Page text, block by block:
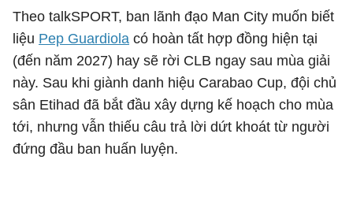
Theo talkSPORT, ban lãnh đạo Man City muốn biết
liệu Pep Guardiola có hoàn tất hợp đồng hiện tại
(đến năm 2027) hay sẽ rời CLB ngay sau mùa giải
này. Sau khi giành danh hiệu Carabao Cup, đội chủ
sân Etihad đã bắt đầu xây dựng kế hoạch cho mùa
tới, nhưng vẫn thiếu câu trả lời dứt khoát từ người
đứng đầu ban huấn luyện.